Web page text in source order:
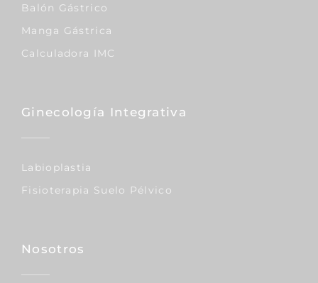
Balón Gástrico
Manga Gástrica
Calculadora IMC
Ginecología Integrativa
Labioplastia
Fisioterapia Suelo Pélvico
Nosotros